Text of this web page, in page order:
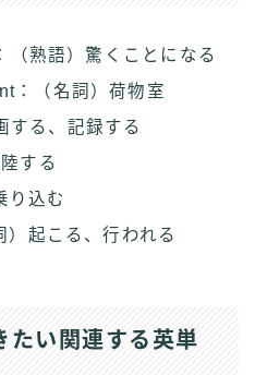
熟語）驚くことになる
：（名詞）荷物室
する、記録する
する
り込む
起こる、行われる
たい関連する英単